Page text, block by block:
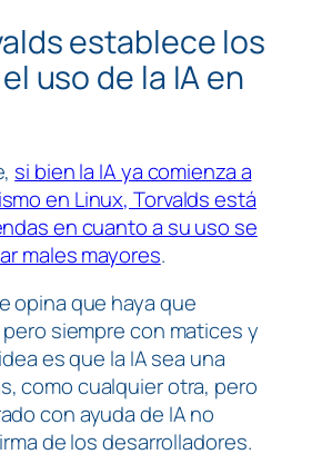
establece los
uso de la IA en
si bien la IA ya comienza a
en Linux, Torvalds está
en cuanto a su uso se
males mayores.
opina que haya que
siempre con matices y
es que la IA sea una
como cualquier otra, pero
con ayuda de IA no
de los desarrolladores.